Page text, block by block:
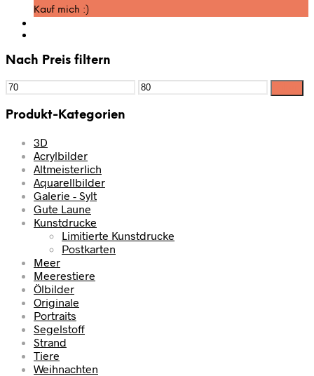
Kauf mich :)
Nach Preis filtern
Produkt-Kategorien
3D
Acrylbilder
Altmeisterlich
Aquarellbilder
Galerie - Sylt
Gute Laune
Kunstdrucke
Limitierte Kunstdrucke
Postkarten
Meer
Meerestiere
Ölbilder
Originale
Portraits
Segelstoff
Strand
Tiere
Weihnachten